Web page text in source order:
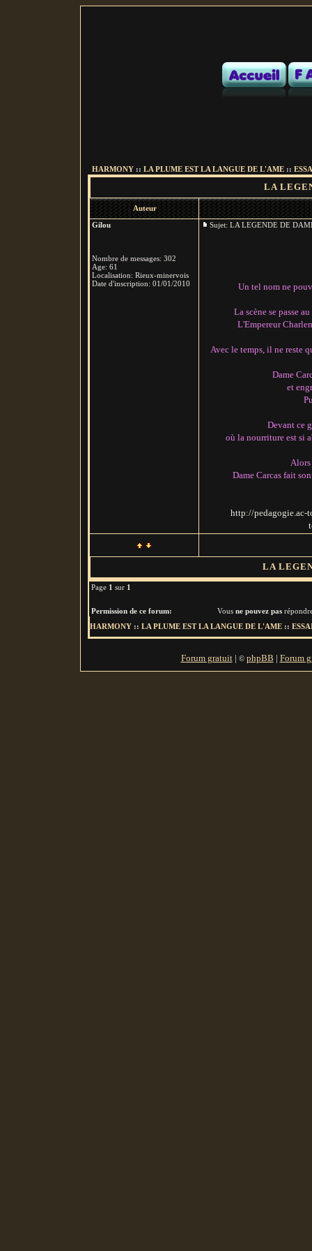
HARMONY :: LA PLUME EST LA LANGUE DE L'AME ::
LA
Auteur
Gilou
Nombre de messages: 302
Age: 61
Localisation: Rieux-minervois
Date d'inscription: 01/01/2010
Sujet: LA LEGENDE DE
Un tel nom ne
La scène se passe
L'Empereur
Avec le temps, il ne reste
Dame
et
Devant ce
où la nourriture est si
Alors
Dame Carcas fait
http://pedagogie.ac-
LA
Page 1 sur 1
Permission de ce forum: Vous ne pouvez pas
HARMONY :: LA PLUME EST LA LANGUE DE L'AME ::
Forum gratuit| © phpBB | Forum